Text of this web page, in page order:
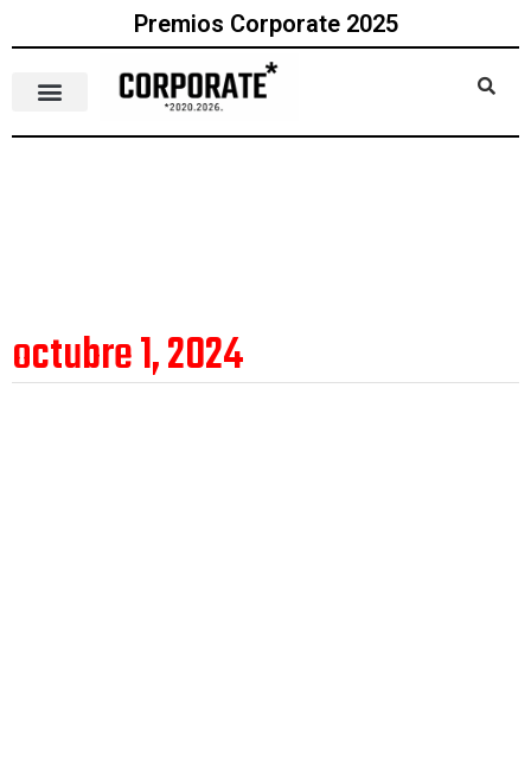
Premios Corporate 2025
octubre 1, 2024